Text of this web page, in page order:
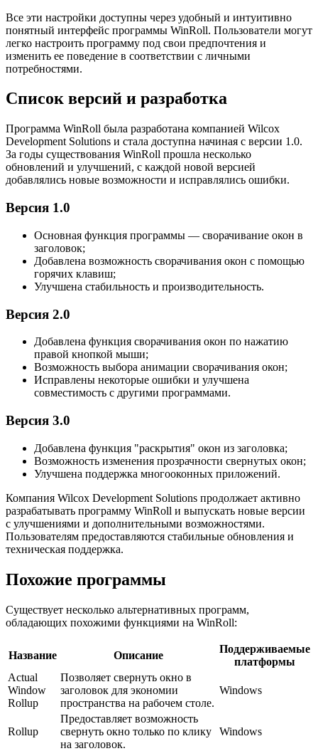
Все эти настройки доступны через удобный и интуитивно
понятный интерфейс программы WinRoll. Пользователи могут
легко настроить программу под свои предпочтения и
изменить ее поведение в соответствии с личными
потребностями.
Список версий и разработка
Программа WinRoll была разработана компанией Wilcox
Development Solutions и стала доступна начиная с версии 1.0.
За годы существования WinRoll прошла несколько
обновлений и улучшений, с каждой новой версией
добавлялись новые возможности и исправлялись ошибки.
Версия 1.0
Основная функция программы — сворачивание окон в
заголовок;
Добавлена возможность сворачивания окон с помощью
горячих клавиш;
Улучшена стабильность и производительность.
Версия 2.0
Добавлена функция сворачивания окон по нажатию
правой кнопкой мыши;
Возможность выбора анимации сворачивания окон;
Исправлены некоторые ошибки и улучшена
совместимость с другими программами.
Версия 3.0
Добавлена функция "раскрытия" окон из заголовка;
Возможность изменения прозрачности свернутых окон;
Улучшена поддержка многооконных приложений.
Компания Wilcox Development Solutions продолжает активно
разрабатывать программу WinRoll и выпускать новые версии
с улучшениями и дополнительными возможностями.
Пользователям предоставляются стабильные обновления и
техническая поддержка.
Похожие программы
Существует несколько альтернативных программ,
обладающих похожими функциями на WinRoll:
Название Описание
Поддерживаемые
платформы
Actual
Window
Rollup
Позволяет свернуть окно в
заголовок для экономии
пространства на рабочем столе.
Windows
Rollup
Предоставляет возможность
свернуть окно только по клику
на заголовок.
Windows